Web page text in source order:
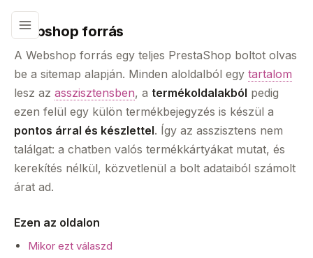
Webshop forrás
A Webshop forrás egy teljes PrestaShop boltot olvas
be a sitemap alapján. Minden aloldalból egy tartalom
lesz az asszisztensben, a termékoldalakból pedig
ezen felül egy külön termékbejegyzés is készül a
pontos árral és készlettel. Így az asszisztens nem
találgat: a chatben valós termékkártyákat mutat, és
kerekítés nélkül, közvetlenül a bolt adataiból számolt
árat ad.
Ezen az oldalon
Mikor ezt válaszd